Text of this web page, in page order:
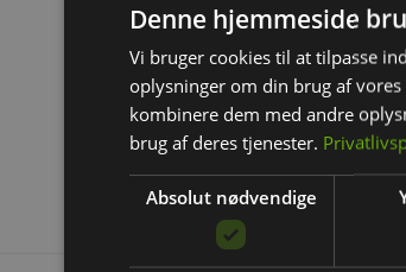
Denne hjemmeside
Vi bruger cookies til at tilpasse
oplysninger om din brug af
kombinere dem med andre
brug af deres tjenester.
Absolut nødvendige